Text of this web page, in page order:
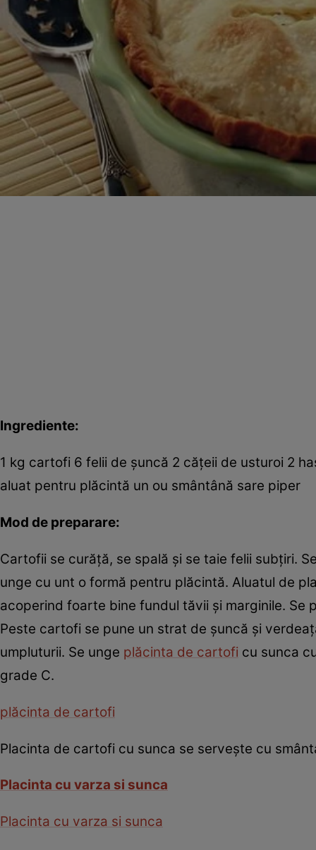
Ingrediente:
1 kg cartofi 6 felii de şuncă 2 căţeii de usturoi 2
aluat pentru plăcintă un ou smântână sare piper
Mod de preparare:
Cartofii se curăţă, se spală şi se taie felii subţiri.
unge cu unt o formă pentru plăcintă. Aluatul de
acoperind foarte bine fundul tăvii şi marginile.
Peste cartofi se pune un strat de şuncă şi
umpluturii. Se unge plăcinta de cartofi cu sunca
grade C.
plăcinta de cartofi
Placinta de cartofi cu sunca se serveşte cu
Placinta cu varza si sunca
Placinta cu varza si sunca